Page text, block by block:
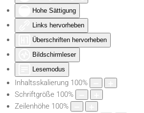
Hohe Sättigung
Links hervorheben
Überschriften hervorheben
Bildschirmleser
Lesemodus
Inhaltsskalierung 100%
Schriftgröße 100%
Zeilenhöhe 100%